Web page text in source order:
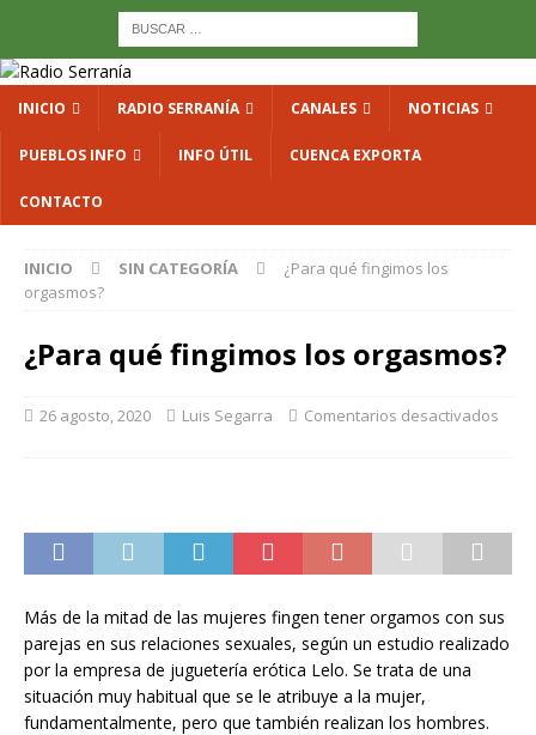
INICIO RADIO SERRANÍA CANALES NOTICIAS
PUEBLOS INFO INFO ÚTIL CUENCA EXPORTA
CONTACTO
INICIO SIN CATEGORÍA
¿Para qué fingimos los
orgasmos?
¿Para qué fingimos los orgasmos?
26 agosto, 2020 Luis Segarra Comentarios desactivados
Más de la mitad de las mujeres fingen tener orgamos con sus
parejas en sus relaciones sexuales, según un estudio realizado
por la empresa de juguetería erótica Lelo. Se trata de una
situación muy habitual que se le atribuye a la mujer,
fundamentalmente, pero que también realizan los hombres.